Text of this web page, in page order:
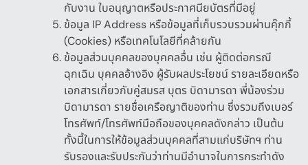
กับงาน ใบอนุญาตหรือประกาศนียบัตรที่มีอยู่
ข้อมูล IP Address หรือข้อมูลที่เก็บรวบรวมผ่านคุ๊กกี้
(Cookies) หรือเทคโนโลยีที่คล้ายกัน
ข้อมูลส่วนบุคคลของบุคคลอื่น เช่น ผู้ติดต่อกรณี
ฉุกเฉิน บุคคลอ้างอิง ผู้รับผลประโยชน์ รายละเอียดหรือ
เอกสารเกี่ยวกับคู่สมรส บุตร บิดามารดา พี่น้องร่วม
บิดามารดา รายชื่อเครือญาติของท่าน ซึ่งรวมถึงเบอร์
โทรศัพท์/โทรศัพท์มือถือของบุคคลดังกล่าว เป็นต้น
ทั้งนี้ในการให้ข้อมูลส่วนบุคคลที่สามแก่บริษัทฯ ท่าน
รับรองและรับประกันว่าท่านมีอำนาจในการกระทำดัง